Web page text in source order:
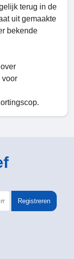
terug in de
uit gemaakte
bekende
voor
Registreren